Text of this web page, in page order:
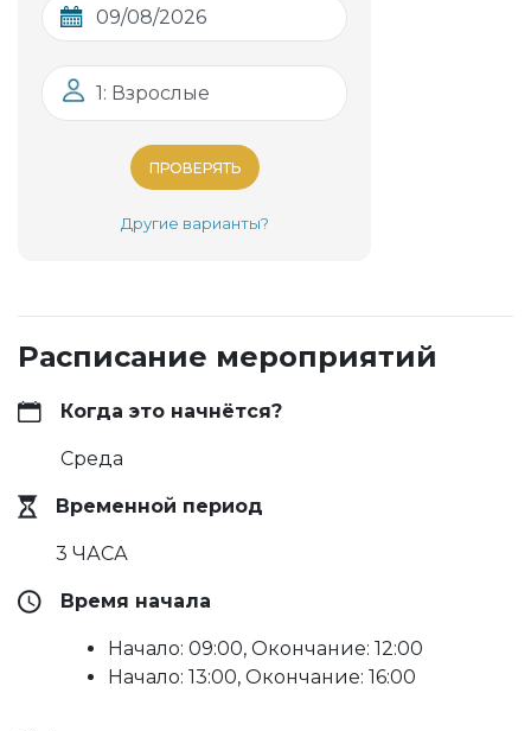
1: Взрослые
ПРОВЕРЯТЬ
Другие варианты?
Расписание мероприятий
Когда это начнётся?
Среда
Временной период
3 ЧАСА
Время начала
Начало: 09:00, Окончание: 12:00
Начало: 13:00, Окончание: 16:00